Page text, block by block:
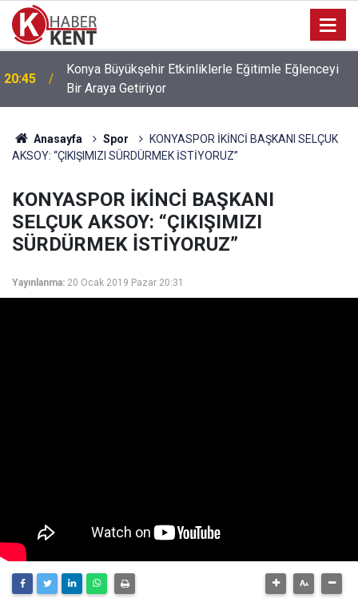
20:27
Başkan Öztürk: “Konya Sanayisi Bugün Yüksek
Rekabet Gücüne Sahip”
Anasayfa Spor
KONYASPOR İKİNCİ BAŞKANI SELÇUK
AKSOY: “ÇIKIŞIMIZI SÜRDÜRMEK İSTİYORUZ”
KONYASPOR İKİNCİ BAŞKANI
SELÇUK AKSOY: “ÇIKIŞIMIZI
SÜRDÜRMEK İSTİYORUZ”
Yayınlanma: 20 Ocak 2019 Pazar 20:31